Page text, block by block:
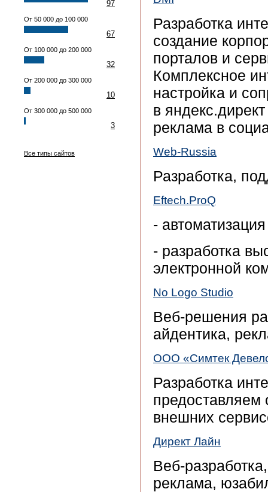
97
От 50 000 до 100 000
67
От 100 000 до 200 000
32
От 200 000 до 300 000
10
От 300 000 до 500 000
3
Все типы сайтов
Разработка
создание
порталов и
Комплексное
настройка и
в
реклама в
Web-Russia
Разработка,
Eftech.ProQ
-
- разработка
электронной
No Logo Studio
Веб-решения
айдентика,
ООО «Симтек
Разработка
предоставляем
внешних
Директ Лайн
Веб-
реклама,